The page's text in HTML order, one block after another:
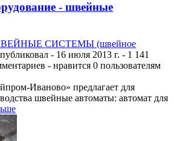
- швейные
СИСТЕМЫ (швейное
- 16 июля 2013 г. - 1 141
- нравится 0 пользователям
Иваново» предлагает для
швейные автоматы: автомат для